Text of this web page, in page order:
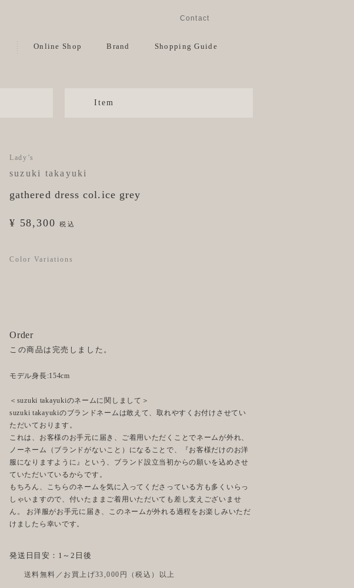
Online Shop Brand Shopping Guide
Contact
Item
Lady’s
suzuki takayuki
gathered dress col.ice grey
¥ 58,300 税込
Color Variations
Order
この商品は完売しました。
モデル身長:154cm
＜suzuki takayukiのネームに関しまして＞
suzuki takayukiのブランドネームは敢えて、取れやすくお付けさせてい
ただいております。
これは、お客様のお手元に届き、ご着用いただくことでネームが外れ、
ノーネーム（ブランドがないこと）になることで、『お客様だけのお洋
服になりますように』という、ブランド設立当初からの願いを込めさせ
ていただいているからです。
もちろん、こちらのネームを気に入ってくださっている方も多くいらっ
しゃいますので、付いたままご着用いただいても差し支えございませ
ん。 お洋服がお手元に届き、このネームが外れる過程をお楽しみいただ
けましたら幸いです。
発送日目安：1～2日後
送料無料／お買上げ33,000円（税込）以上